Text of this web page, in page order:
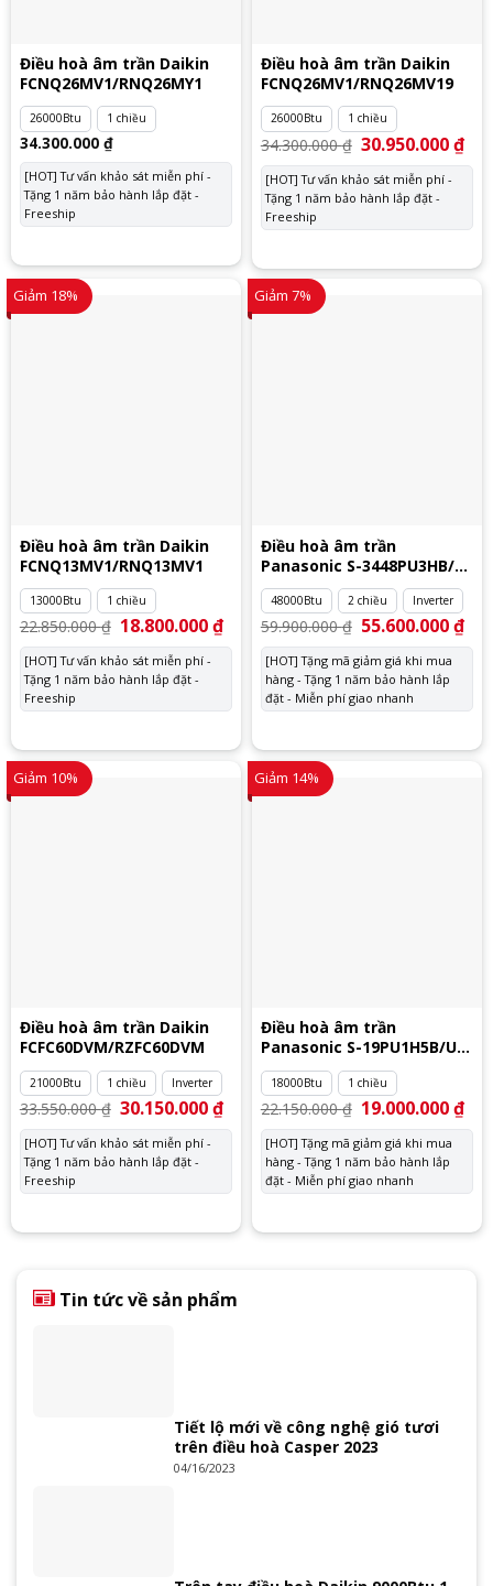
Điều hoà âm trần Daikin
FCNQ26MV1/RNQ26MY1
26000Btu 1 chiều
34.300.000 ₫
[HOT] Tư vấn khảo sát miễn phí -
Tặng 1 năm bảo hành lắp đặt -
Freeship
Điều hoà âm trần Daikin
FCNQ26MV1/RNQ26MV19
26000Btu 1 chiều
34.300.000₫ Giá
gốc
là:
34.300.000 ₫.
30.950.000₫Giá
tại
[HOT] Tư vấn khảo sát miễn phí -
Tặng 1 năm bảo hành lắp đặt -
Freeship
Giảm 18%
Điều hoà âm trần Daikin
FCNQ13MV1/RNQ13MV1
13000Btu 1 chiều
22.850.000₫ Giá
gốc
là:
22.850.000 ₫.
18.800.000₫Giá
tại
18.800.000 ₫.
[HOT] Tư vấn khảo sát miễn phí -
Tặng 1 năm bảo hành lắp đặt -
Freeship
Giảm 7%
Điều hoà âm trần
Panasonic S-3448PU3HB/U-
48PZ3H5
48000Btu 2 chiều Inverter
59.900.000₫ Giá
gốc
là:
59.900.000 ₫.
55.600.000₫Giá
tại
[HOT] Tặng mã giảm giá khi mua
hàng - Tặng 1 năm bảo hành lắp
đặt - Miễn phí giao nhanh
Giảm 10%
Điều hoà âm trần Daikin
FCFC60DVM/RZFC60DVM
21000Btu 1 chiều Inverter
33.550.000₫ Giá
gốc
là:
33.550.000 ₫.
30.150.000₫Giá
tại
30.150.000 ₫.
[HOT] Tư vấn khảo sát miễn phí -
Tặng 1 năm bảo hành lắp đặt -
Freeship
Giảm 14%
Điều hoà âm trần
Panasonic S-19PU1H5B/U-
19PN1H5
18000Btu 1 chiều
22.150.000₫ Giá
gốc
là:
22.150.000 ₫.
19.000.000₫Giá
tại
[HOT] Tặng mã giảm giá khi mua
hàng - Tặng 1 năm bảo hành lắp
đặt - Miễn phí giao nhanh
Tin tức về sản phẩm
Tiết lộ mới về công nghệ gió tươi
trên điều hoà Casper 2023
04/16/2023